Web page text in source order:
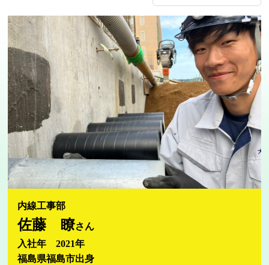
内線工事部
佐藤 瞭さん
入社年 2021年
福島県福島市出身